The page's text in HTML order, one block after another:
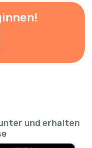
und erhalten